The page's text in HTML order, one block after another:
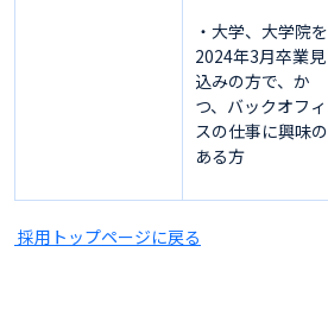
・大学、大学院を
2024年3月卒業見
込みの方で、か
つ、バックオフィ
スの仕事に興味の
ある方
採用トップページに戻る